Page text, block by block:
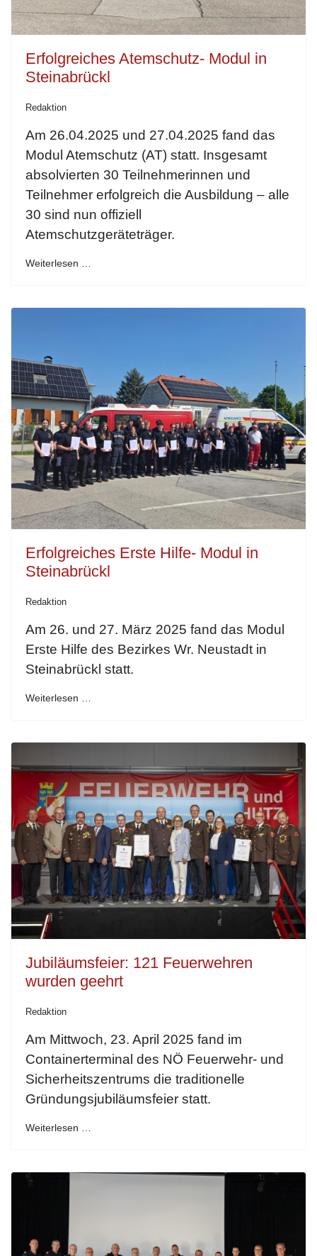
Erfolgreiches Atemschutz- Modul in
Steinabrückl
Redaktion
Am 26.04.2025 und 27.04.2025 fand das
Modul Atemschutz (AT) statt. Insgesamt
absolvierten 30 Teilnehmerinnen und
Teilnehmer erfolgreich die Ausbildung – alle
30 sind nun offiziell
Atemschutzgeräteträger.
Weiterlesen …
Erfolgreiches Erste Hilfe- Modul in
Steinabrückl
Redaktion
Am 26. und 27. März 2025 fand das Modul
Erste Hilfe des Bezirkes Wr. Neustadt in
Steinabrückl statt.
Weiterlesen …
Jubiläumsfeier: 121 Feuerwehren
wurden geehrt
Redaktion
Am Mittwoch, 23. April 2025 fand im
Containerterminal des NÖ Feuerwehr- und
Sicherheitszentrums die traditionelle
Gründungsjubiläumsfeier statt.
Weiterlesen …